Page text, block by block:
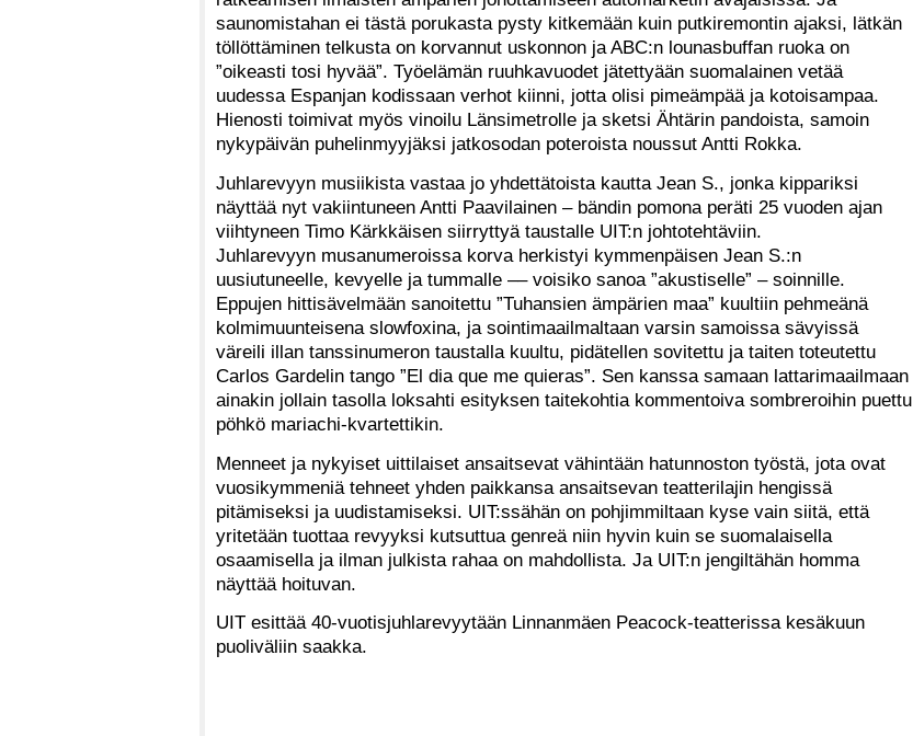
saunomistahan ei tästä porukasta pysty kitkemään kuin putkiremontin ajaksi, lätkän
töllöttäminen telkusta on korvannut uskonnon ja ABC:n lounasbuffan ruoka on
”oikeasti tosi hyvää”. Työelämän ruuhkavuodet jätettyään suomalainen vetää
uudessa Espanjan kodissaan verhot kiinni, jotta olisi pimeämpää ja kotoisampaa.
Hienosti toimivat myös vinoilu Länsimetrolle ja sketsi Ähtärin pandoista, samoin
nykypäivän puhelinmyyjäksi jatkosodan poteroista noussut Antti Rokka.
Juhlarevyyn musiikista vastaa jo yhdettätoista kautta Jean S., jonka kippariksi
näyttää nyt vakiintuneen Antti Paavilainen – bändin pomona peräti 25 vuoden ajan
viihtyneen Timo Kärkkäisen siirryttyä taustalle UIT:n johtotehtäviin.
Juhlarevyyn musanumeroissa korva herkistyi kymmenpäisen Jean S.:n
uusiutuneelle, kevyelle ja tummalle –– voisiko sanoa ”akustiselle” – soinnille.
Eppujen hittisävelmään sanoitettu ”Tuhansien ämpärien maa” kuultiin pehmeänä
kolmimuunteisena slowfoxina, ja sointimaailmaltaan varsin samoissa sävyissä
väreili illan tanssinumeron taustalla kuultu, pidätellen sovitettu ja taiten toteutettu
Carlos Gardelin tango ”El dia que me quieras”. Sen kanssa samaan lattarimaailmaan
ainakin jollain tasolla loksahti esityksen taitekohtia kommentoiva sombreroihin puettu
pöhkö mariachi-kvartettikin.
Menneet ja nykyiset uittilaiset ansaitsevat vähintään hatunnoston työstä, jota ovat
vuosikymmeniä tehneet yhden paikkansa ansaitsevan teatterilajin hengissä
pitämiseksi ja uudistamiseksi. UIT:ssähän on pohjimmiltaan kyse vain siitä, että
yritetään tuottaa revyyksi kutsuttua genreä niin hyvin kuin se suomalaisella
osaamisella ja ilman julkista rahaa on mahdollista. Ja UIT:n jengiltähän homma
näyttää hoituvan.
UIT esittää 40-vuotisjuhlarevyytään Linnanmäen Peacock-teatterissa kesäkuun
puoliväliin saakka.